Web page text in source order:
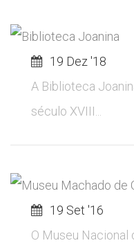
19 Dez '18
A Biblioteca
século XVIII...
19 Set '16
O Museu Nacional